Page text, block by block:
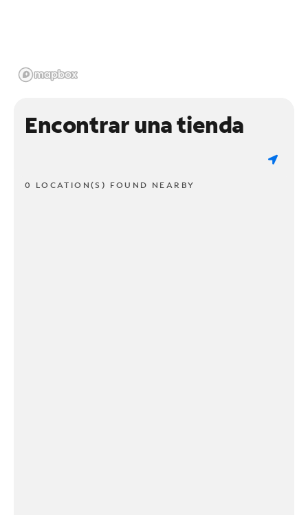
Encontrar una tienda
0 LOCATION(S) FOUND NEARBY